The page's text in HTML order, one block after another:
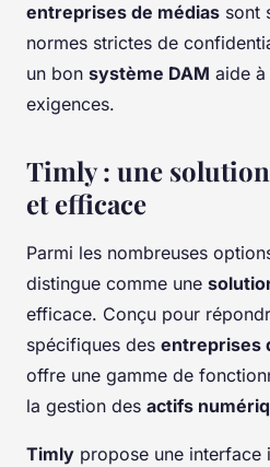
entreprises de médias sont
normes strictes de
un bon système DAM aide
exigences.
Timly : une
et efficace
Parmi les nombreuses
distingue comme une
efficace. Conçu pour
spécifiques des entreprises
offre une gamme de
la gestion des actifs
Timly propose une interface